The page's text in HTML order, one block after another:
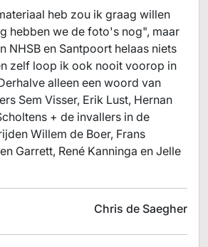
heb zou ik graag willen
hebben we de foto's nog", maar
NHSB en Santpoort helaas niets
zelf loop ik ook nooit voorop in
alleen een woord van
Sem Visser, Erik Lust, Hernan
+ de invallers in de
Willem de Boer, Frans
Garrett, René Kanninga en Jelle
Chris de Saegher